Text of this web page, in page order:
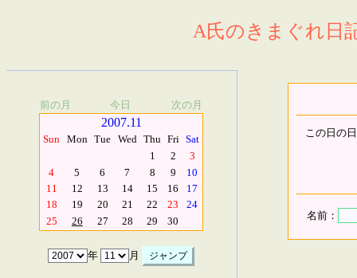
A氏のきまぐれ日
前の月 今日 次の月
2007.11
Sun Mon Tue Wed Thu Fri Sat
1
2
3
4
5 6 7 8 9
10
11
12 13 14 15 16
17
18
19 20 21 22 23
24
25
26 27 28 29 30
年 月
この日の
名前：